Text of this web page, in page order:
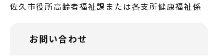
佐久市役所高齢者福祉課または各支所健康福祉係
お問い合わせ